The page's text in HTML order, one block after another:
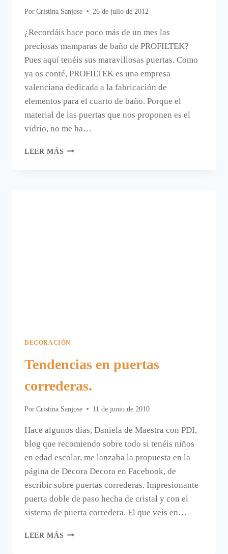
Por Cristina Sanjose 26 de julio de 2012
¿Recordáis hace poco más de un mes las
preciosas mamparas de baño de PROFILTEK?
Pues aquí tenéis sus maravillosas puertas. Como
ya os conté, PROFILTEK es una empresa
valenciana dedicada a la fabricación de
elementos para el cuarto de baño. Porque el
material de las puertas que nos proponen es el
vidrio, no me ha…
LEER MÁS PUERTAS
DECORACIÓN
Tendencias en puertas
correderas.
Por Cristina Sanjose 11 de junio de 2010
Hace algunos días, Daniela de Maestra con PDI,
blog que recomiendo sobre todo si tenéis niños
en edad escolar, me lanzaba la propuesta en la
página de Decora Decora en Facebook, de
escribir sobre puertas correderas. Impresionante
puerta doble de paso hecha de cristal y con el
sistema de puerta corredera. El que veis en…
LEER MÁS TENDENCIAS